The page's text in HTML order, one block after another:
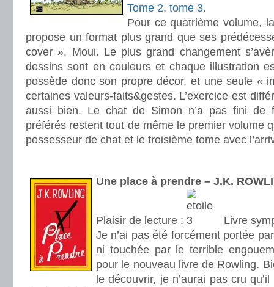
Tome 2, tome 3.
Pour ce quatrième volume,
propose un format plus grand que ses
cover ». Moui. Le plus grand changement
dessins sont en couleurs et chaque illustration
possède donc son propre décor, et une seule «
certaines valeurs-faits&gestes. L’exercice est
aussi bien. Le chat de Simon n’a pas fini de
préférés restent tout de même le premier volume
possesseur de chat et le troisième tome avec
Une place à prendre – J.K.
Plaisir de lecture :
Livre
Je n’ai pas été forcément portée
ni touchée par le terrible
pour le nouveau livre de Rowling.
le découvrir, je n’aurai pas cru